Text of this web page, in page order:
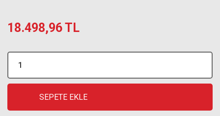
18.498,96 TL
SEPETE EKLE